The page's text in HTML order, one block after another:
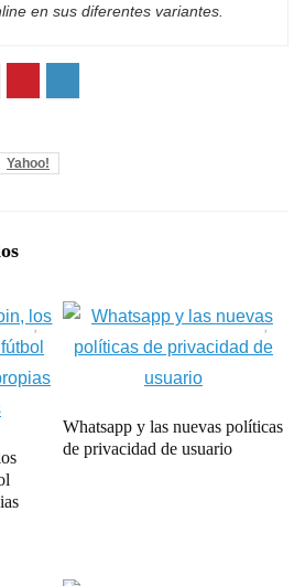
en sus diferentes variantes.
Yahoo!
Whatsapp y las nuevas políticas
de privacidad de usuario